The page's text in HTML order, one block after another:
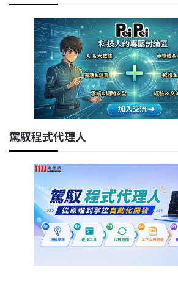
駕馭程式代理人